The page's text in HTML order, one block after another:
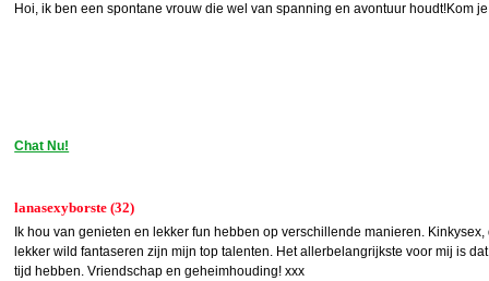
Hoi, ik ben een spontane vrouw die wel van spanning en avontuur houdt!Kom
Chat Nu!
lanasexyborste (32)
Ik hou van genieten en lekker fun hebben op verschillende manieren.
lekker wild fantaseren zijn mijn top talenten. Het allerbelangrijkste voor mij is
tijd hebben. Vriendschap en geheimhouding! xxx